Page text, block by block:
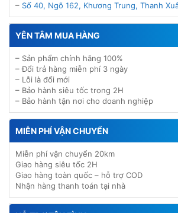
– Số 40, Ngõ 162, Khương Trung, Thanh
YÊN TÂM MUA HÀNG
– Sản phẩm chính hãng 100%
– Đổi trả hàng miễn phí 3 ngày
– Lỗi là đổi mới
– Bảo hành siêu tốc trong 2H
– Bảo hành tận nơi cho doanh nghiệp
MIỄN PHÍ VẬN CHUYỂN
Miễn phí vận chuyển 20km
Giao hàng siêu tốc 2H
Giao hàng toàn quốc – hỗ trợ COD
Nhận hàng thanh toán tại nhà